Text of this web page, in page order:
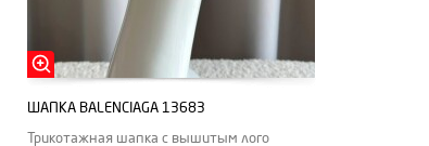
ШАПКА BALENCIAGA 13683
Трикотажная шапка с вышитым лого